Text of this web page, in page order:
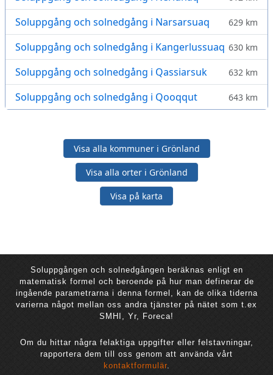
Soluppgång och solnedgång i Narsarsuaq 629 km
Soluppgång och solnedgång i Kangerlussuaq 630 km
Soluppgång och solnedgång i Qassiarsuk 632 km
Soluppgång och solnedgång i Qooqqut 643 km
Visa alla kommuner i Grönland
Visa alla orter i Grönland
Visa på karta
Soluppgången och solnedgången beräknas enligt en
matematisk formel och beroende på hur man definerar de
ingående parametrarna i denna formel, kan de olika tiderna
varierna något mellan oss andra tjänster på nätet som t.ex
SMHI, Yr, Foreca!
Om du hittar några felaktiga uppgifter eller felstavningar,
rapportera dem till oss genom att använda vårt
kontaktformulär.